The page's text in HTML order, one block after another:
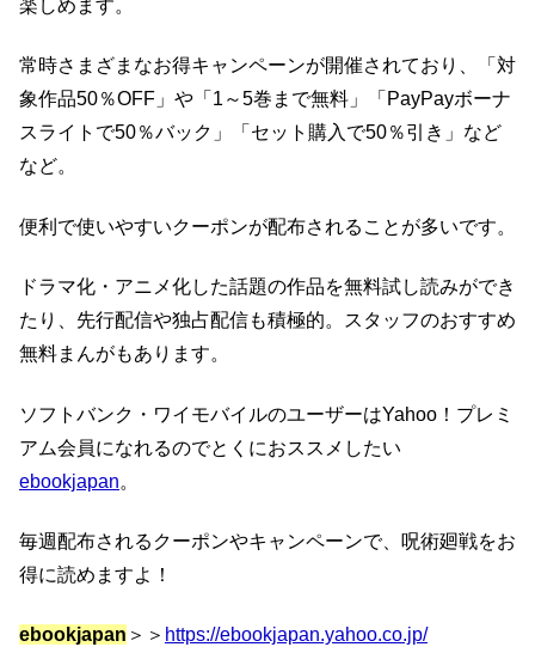
楽しめます。
常時さまざまなお得キャンペーンが開催されており、「対
象作品50％OFF」や「1～5巻まで無料」「PayPayボーナ
スライトで50％バック」「セット購入で50％引き」など
など。
便利で使いやすいクーポンが配布されることが多いです。
ドラマ化・アニメ化した話題の作品を無料試し読みができ
たり、先行配信や独占配信も積極的。スタッフのおすすめ
無料まんがもあります。
ソフトバンク・ワイモバイルのユーザーはYahoo！プレミ
アム会員になれるのでとくにおススメしたい
ebookjapan。
毎週配布されるクーポンやキャンペーンで、呪術廻戦をお
得に読めますよ！
ebookjapan ＞＞ https://ebookjapan.yahoo.co.jp/